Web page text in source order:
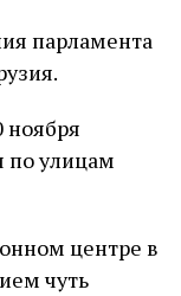
парламента
ноября
по улицам
центре в
чуть